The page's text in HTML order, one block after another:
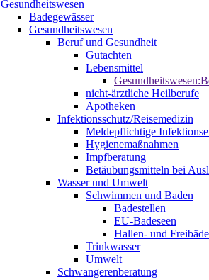
Gesundheitswesen
Badegewässer
Gesundheitswesen
Beruf und Gesundheit
Gutachten
Lebensmittel
nicht-ärztliche Heilberufe
Apotheken
Infektionsschutz/Reisemedizin
Meldepflichtige
Hygienemaßnahmen
Impfberatung
Betäubungsmitteln bei
Wasser und Umwelt
Schwimmen und Baden
Badestellen
EU-Badeseen
Hallen- und
Trinkwasser
Umwelt
Schwangerenberatung